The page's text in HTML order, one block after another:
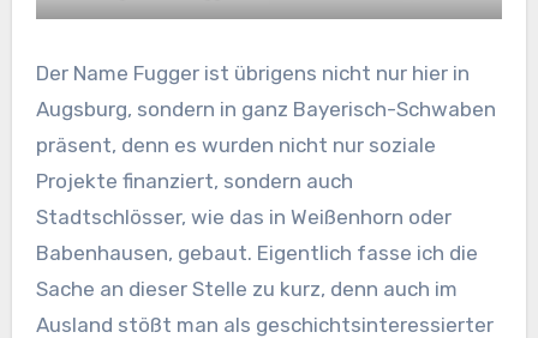
Der Name Fugger ist übrigens nicht nur hier in
Augsburg, sondern in ganz Bayerisch-Schwaben
präsent, denn es wurden nicht nur soziale
Projekte finanziert, sondern auch
Stadtschlösser, wie das in Weißenhorn oder
Babenhausen, gebaut. Eigentlich fasse ich die
Sache an dieser Stelle zu kurz, denn auch im
Ausland stößt man als geschichtsinteressierter